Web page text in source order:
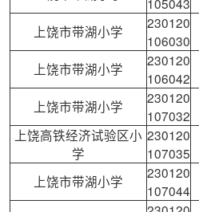
上饶市带湖小学
230120
106030
上饶市带湖小学
230120
106042
上饶市带湖小学
230120
107032
上饶高铁经济试验区小
学
230120
107035
上饶市带湖小学
230120
107044